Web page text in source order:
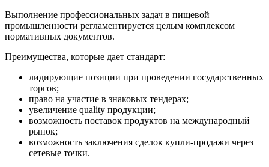
Выполнение профессиональных задач в пищевой
промышленности регламентируется целым комплексом
нормативных документов.
Преимущества, которые дает стандарт:
лидирующие позиции при проведении государственных
торгов;
право на участие в знаковых тендерах;
увеличение quality продукции;
возможность поставок продуктов на международный
рынок;
возможность заключения сделок купли-продажи через
сетевые точки.